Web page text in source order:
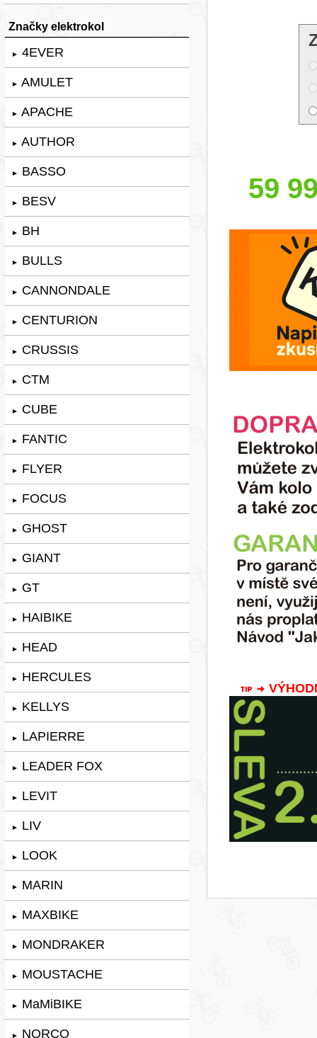
Značky elektrokol
► 4EVER
► AMULET
► APACHE
► AUTHOR
► BASSO
► BESV
► BH
► BULLS
► CANNONDALE
► CENTURION
► CRUSSIS
► CTM
► CUBE
► FANTIC
► FLYER
► FOCUS
► GHOST
► GIANT
► GT
► HAIBIKE
► HEAD
► HERCULES
► KELLYS
► LAPIERRE
► LEADER FOX
► LEVIT
► LIV
► LOOK
► MARIN
► MAXBIKE
► MONDRAKER
► MOUSTACHE
► MaMiBIKE
► NORCO
59